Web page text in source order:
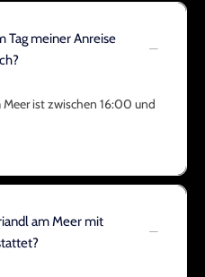
Tag meiner Anreise
ist zwischen 16:00 und
am Meer mit